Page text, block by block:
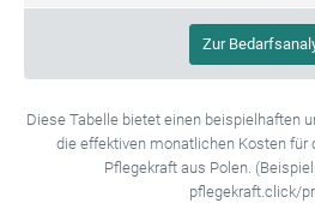
Zur
Diese Tabelle bietet einen beispielhaften
die effektiven monatlichen Kosten für
Pflegekraft aus Polen.
pflegekraft.click/